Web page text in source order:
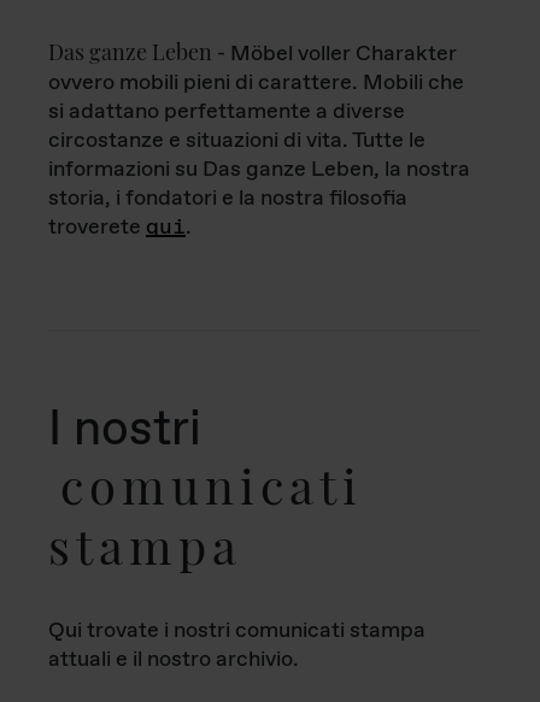
Das ganze Leben - Möbel voller Charakter
ovvero mobili pieni di carattere. Mobili che
si adattano perfettamente a diverse
circostanze e situazioni di vita. Tutte le
informazioni su Das ganze Leben, la nostra
storia, i fondatori e la nostra filosofia
troverete qui.
I nostri
comunicati
stampa
Qui trovate i nostri comunicati stampa
attuali e il nostro archivio.